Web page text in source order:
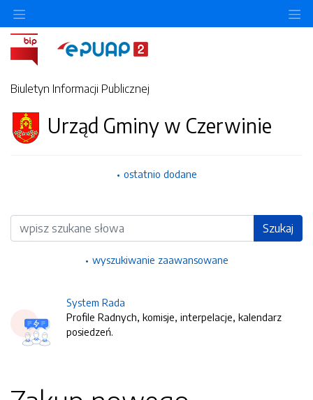
Biuletyn Informacji Publicznej
Urząd Gminy w Czerwinie
ostatnio dodane
Wyszukiwarka Szukaj
wyszukiwanie zaawansowane
System Rada
Profile Radnych, komisje, interpelacje, kalendarz
posiedzeń.